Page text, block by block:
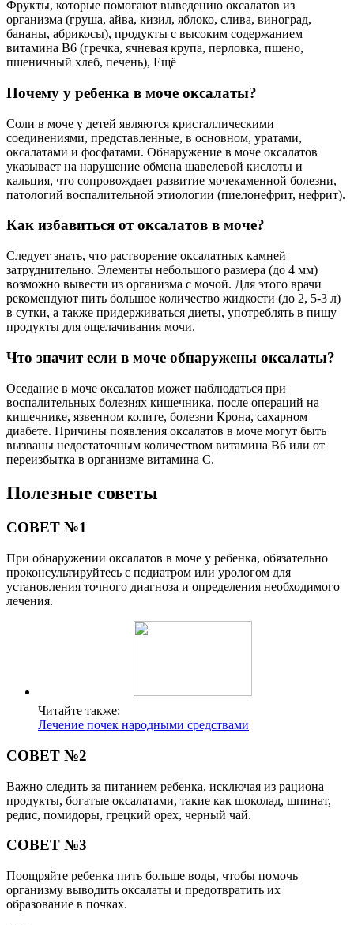
Фрукты, которые помогают выведению оксалатов из
организма (груша, айва, кизил, яблоко, слива, виноград,
бананы, абрикосы), продукты с высоким содержанием
витамина В6 (гречка, ячневая крупа, перловка, пшено,
пшеничный хлеб, печень), Ещё
Почему у ребенка в моче оксалаты?
Соли в моче у детей являются кристаллическими
соединениями, представленные, в основном, уратами,
оксалатами и фосфатами. Обнаружение в моче оксалатов
указывает на нарушение обмена щавелевой кислоты и
кальция, что сопровождает развитие мочекаменной болезни,
патологий воспалительной этиологии (пиелонефрит, нефрит).
Как избавиться от оксалатов в моче?
Следует знать, что растворение оксалатных камней
затруднительно. Элементы небольшого размера (до 4 мм)
возможно вывести из организма с мочой. Для этого врачи
рекомендуют пить большое количество жидкости (до 2, 5-3 л)
в сутки, а также придерживаться диеты, употреблять в пищу
продукты для ощелачивания мочи.
Что значит если в моче обнаружены оксалаты?
Оседание в моче оксалатов может наблюдаться при
воспалительных болезнях кишечника, после операций на
кишечнике, язвенном колите, болезни Крона, сахарном
диабете. Причины появления оксалатов в моче могут быть
вызваны недостаточным количеством витамина В6 или от
переизбытка в организме витамина С.
Полезные советы
СОВЕТ №1
При обнаружении оксалатов в моче у ребенка, обязательно
проконсультируйтесь с педиатром или урологом для
установления точного диагноза и определения необходимого
лечения.
Читайте также:
Лечение почек народными средствами
СОВЕТ №2
Важно следить за питанием ребенка, исключая из рациона
продукты, богатые оксалатами, такие как шоколад, шпинат,
редис, помидоры, грецкий орех, черный чай.
СОВЕТ №3
Поощряйте ребенка пить больше воды, чтобы помочь
организму выводить оксалаты и предотвратить их
образование в почках.